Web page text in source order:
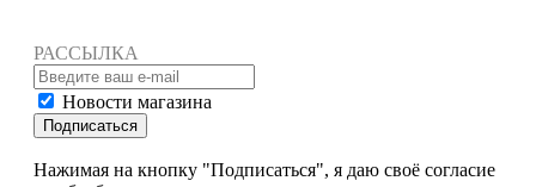
РАССЫЛКА
Новости магазина
Подписаться
Нажимая на кнопку "Подписаться", я даю своё согласие